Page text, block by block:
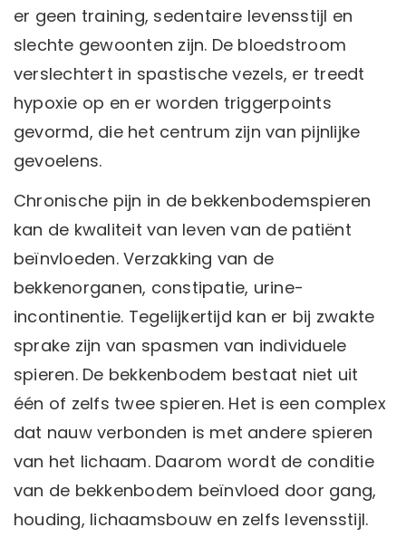
er geen training, sedentaire levensstijl en
slechte gewoonten zijn. De bloedstroom
verslechtert in spastische vezels, er treedt
hypoxie op en er worden triggerpoints
gevormd, die het centrum zijn van pijnlijke
gevoelens.
Chronische pijn in de bekkenbodemspieren
kan de kwaliteit van leven van de patiënt
beïnvloeden. Verzakking van de
bekkenorganen, constipatie, urine-
incontinentie. Tegelijkertijd kan er bij zwakte
sprake zijn van spasmen van individuele
spieren. De bekkenbodem bestaat niet uit
één of zelfs twee spieren. Het is een complex
dat nauw verbonden is met andere spieren
van het lichaam. Daarom wordt de conditie
van de bekkenbodem beïnvloed door gang,
houding, lichaamsbouw en zelfs levensstijl.